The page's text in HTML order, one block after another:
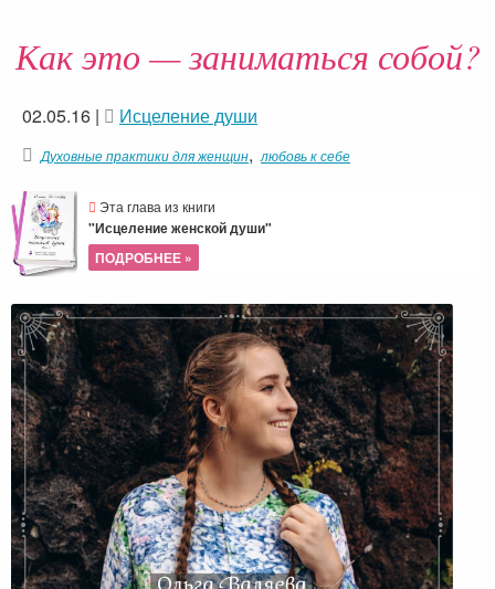
Как это — заниматься собой?
02.05.16 | Исцеление души
Духовные практики для женщин, любовь к себе
Эта глава из книги
"Исцеление женской души"
ПОДРОБНЕЕ »